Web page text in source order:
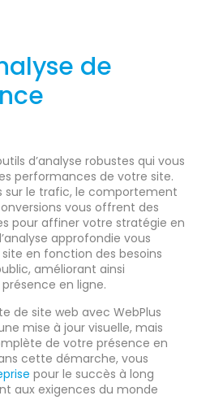
de
d’analyse robustes qui vous
performances de votre site.
sur le trafic, le comportement
vous offrent des
pour affiner votre stratégie en
approfondie vous
en fonction des besoins
améliorant ainsi
en ligne.
de site web avec WebPlus
mise à jour visuelle, mais
de votre présence en
cette démarche, vous
pour le succès à long
aux exigences du monde